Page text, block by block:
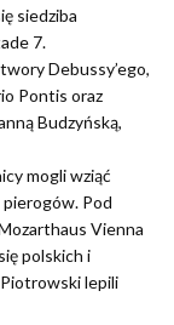
siedziba
7.
Debussy’ego,
Pontis oraz
Budzyńską,
mogli wziąć
Pod
Vienna
polskich i
lepili